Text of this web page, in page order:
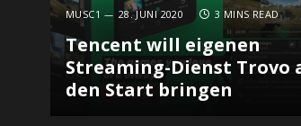
MUSC1 28. JUNI 2020 3 MINS READ
Tencent will eigenen
Streaming-Dienst Trovo
den Start bringen